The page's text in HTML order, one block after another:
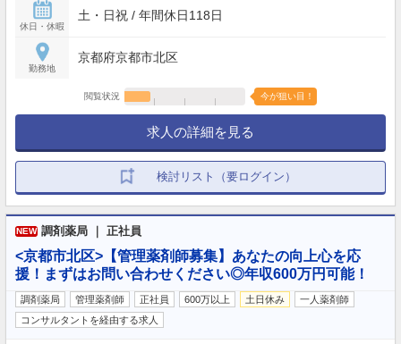
休日・休暇
土・日祝 / 年間休日118日
勤務地
京都府京都市北区
閲覧状況 今が狙い目！
求人の詳細を見る
検討リスト（要ログイン）
NEW 調剤薬局 ｜ 正社員
<京都市北区>【管理薬剤師募集】あなたの向上心を応
援！まずはお問い合わせください◎年収600万円可能！
調剤薬局 管理薬剤師 正社員 600万以上 土日休み
一人薬剤師
コンサルタントを経由する求人